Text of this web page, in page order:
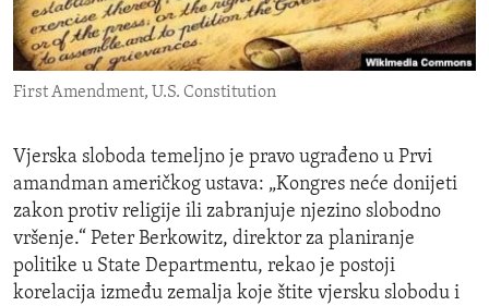
ENVIRONMENT AND HEALTH
IDEALS AND INSTITUTIONS
First Amendment, U.S. Constitution
Vjerska sloboda temeljno je pravo ugrađeno u Prvi
amandman američkog ustava: „Kongres neće donijeti
zakon protiv religije ili zabranjuje njezino slobodno
vršenje.“ Peter Berkowitz, direktor za planiranje
politike u State Departmentu, rekao je postoji
korelacija između zemalja koje štite vjersku slobodu i